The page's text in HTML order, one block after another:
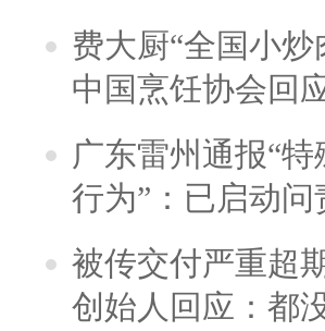
费大厨“全国小
中国烹饪协会回
广东雷州通报“
行为”：已启动
被传交付严重超
创始人回应：都